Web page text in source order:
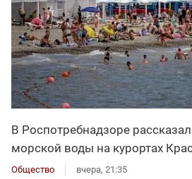
В Роспотребнадзоре
морской воды на курортах
Общество вчера, 21:35